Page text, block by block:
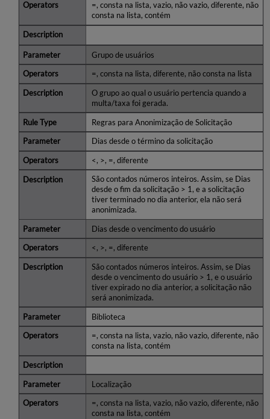
=, consta na lista, vazio, não vazio, diferente, não
consta na lista, contém
Grupo de usuários
=, consta na lista, diferente, não consta na lista
O grupo ao qual o usuário pertencia quando a
multa/taxa foi gerada.
Regras para Anonimização de Solicitação
Dias desde o término da solicitação
<, >, =, diferente
São contados números inteiros. Assim, se Dias
desde o fim da solicitação > 1, e a solicitação
tiver terminado no dia anterior, ela não será
anonimizada.
Dias desde o vencimento do usuário
<, >, =, diferente
São contados números inteiros. Assim, se Dias
desde o vencimento do usuário > 1, e o usuário
tiver expirado no dia anterior, a solicitação não
será anonimizada.
Biblioteca
=, consta na lista, vazio, não vazio, diferente, não
consta na lista, contém
Localização
=, consta na lista, vazio, não vazio, diferente, não
consta na lista, contém